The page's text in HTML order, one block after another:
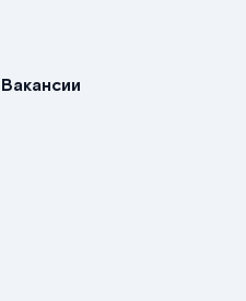
Вакансии